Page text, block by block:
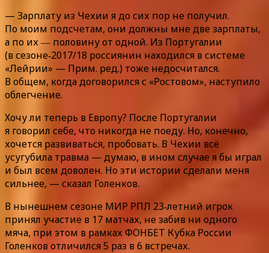
— Зарплату из Чехии я до сих пор не получил.
По моим подсчетам, они должны мне две зарплаты,
а по их ― половину от одной. Из Португалии
(в сезоне‑2017/18 россиянин находился в системе
«Лейрии» — Прим. ред.) тоже недосчитался.
В общем, когда договорился с «Ростовом», наступило
облегчение.
Хочу ли теперь в Европу? После Португалии
я говорил себе, что никогда не поеду. Но, конечно,
хочется развиваться, пробовать. В Чехии всё
усугубила травма — думаю, в ином случае я бы играл
и был всем доволен. Но эти истории сделали меня
сильнее, — сказал Голенков.
В нынешнем сезоне МИР РПЛ 23‑летний игрок
принял участие в 17 матчах, не забив ни одного
мяча, при этом в рамках ФОНБЕТ Кубка России
Голенков отличился 5 раз в 6 встречах.